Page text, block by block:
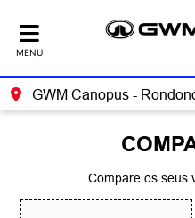
MENU
GWM Canopus -
Compare os seus